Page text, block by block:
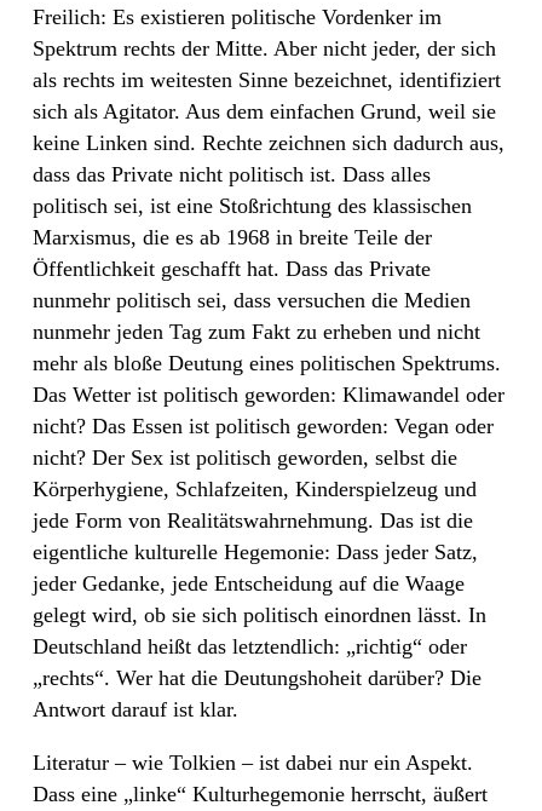
Freilich: Es existieren politische Vordenker im
Spektrum rechts der Mitte. Aber nicht jeder, der sich
als rechts im weitesten Sinne bezeichnet, identifiziert
sich als Agitator. Aus dem einfachen Grund, weil sie
keine Linken sind. Rechte zeichnen sich dadurch aus,
dass das Private nicht politisch ist. Dass alles
politisch sei, ist eine Stoßrichtung des klassischen
Marxismus, die es ab 1968 in breite Teile der
Öffentlichkeit geschafft hat. Dass das Private
nunmehr politisch sei, dass versuchen die Medien
nunmehr jeden Tag zum Fakt zu erheben und nicht
mehr als bloße Deutung eines politischen Spektrums.
Das Wetter ist politisch geworden: Klimawandel oder
nicht? Das Essen ist politisch geworden: Vegan oder
nicht? Der Sex ist politisch geworden, selbst die
Körperhygiene, Schlafzeiten, Kinderspielzeug und
jede Form von Realitätswahrnehmung. Das ist die
eigentliche kulturelle Hegemonie: Dass jeder Satz,
jeder Gedanke, jede Entscheidung auf die Waage
gelegt wird, ob sie sich politisch einordnen lässt. In
Deutschland heißt das letztendlich: „richtig“ oder
„rechts“. Wer hat die Deutungshoheit darüber? Die
Antwort darauf ist klar.
Literatur – wie Tolkien – ist dabei nur ein Aspekt.
Dass eine „linke“ Kulturhegemonie herrscht, äußert